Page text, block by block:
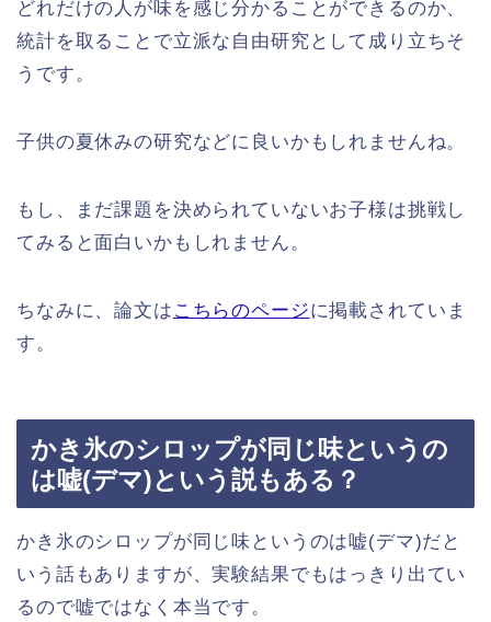
どれだけの人が味を感じ分かることができるのか、
統計を取ることで立派な自由研究として成り立ちそ
うです。
子供の夏休みの研究などに良いかもしれませんね。
もし、まだ課題を決められていないお子様は挑戦し
てみると面白いかもしれません。
ちなみに、論文は こちらのページに掲載されていま
す。
かき氷のシロップが同じ味というの
は嘘(デマ)という説もある？
かき氷のシロップが同じ味というのは嘘(デマ)だと
いう話もありますが、実験結果でもはっきり出てい
るので嘘ではなく本当です。